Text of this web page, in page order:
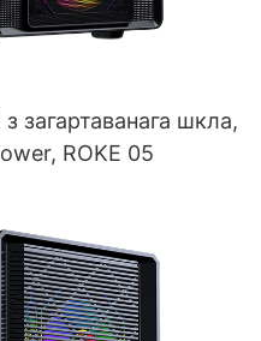
загартаванага шкла,
ROKE 05